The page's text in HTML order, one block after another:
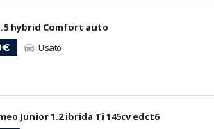
hybrid Comfort auto
Usato
Junior 1.2 ibrida Ti 145cv edct6